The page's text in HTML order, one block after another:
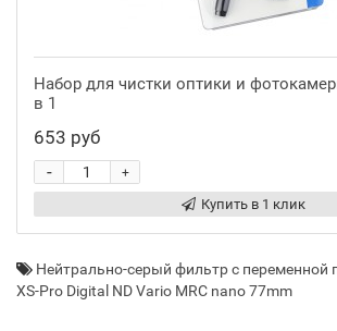
Набор для чистки оптики и
в 1
653 руб
+
-
Купить в 1 клик
Нейтрально-серый фильтр с переменной
XS-Pro Digital ND Vario MRC nano 77mm